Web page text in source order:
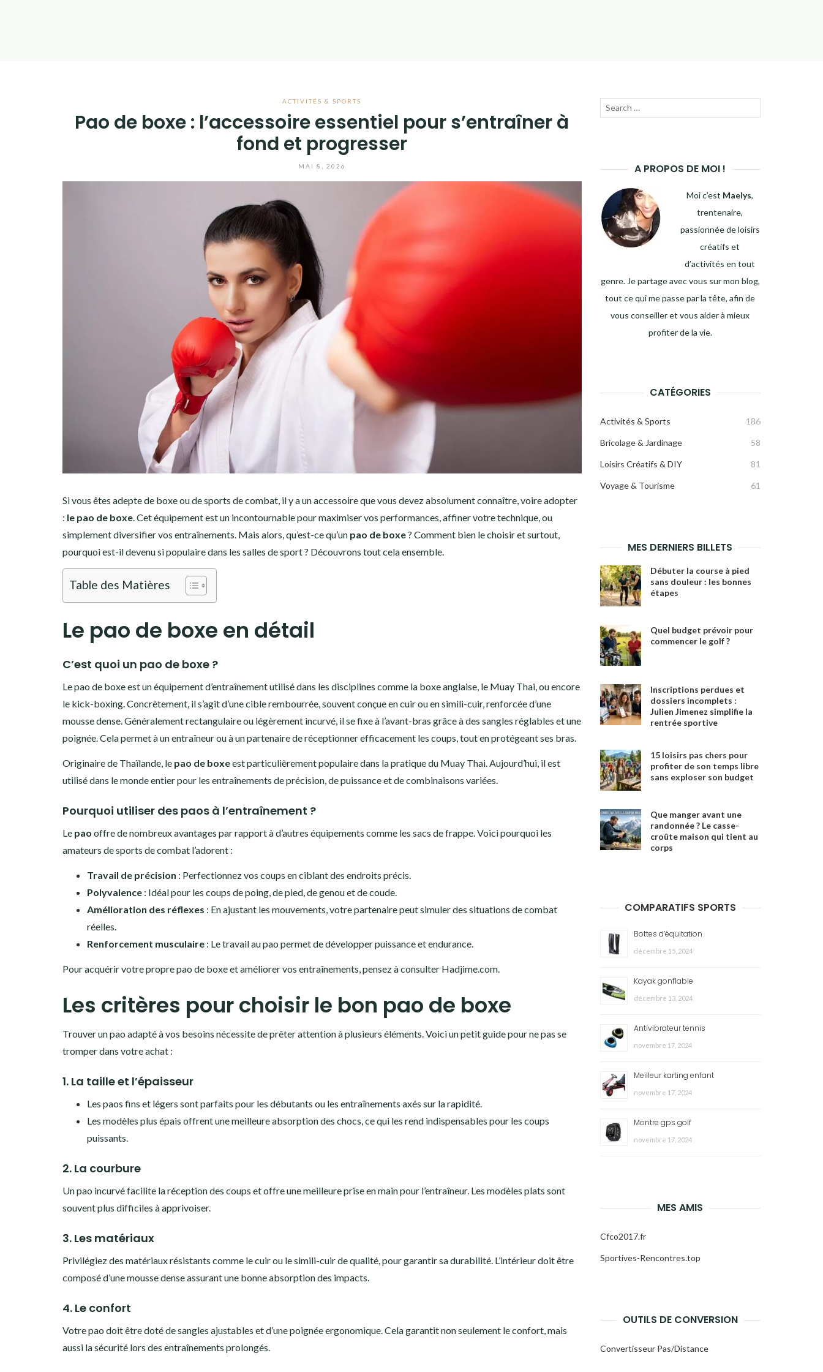
ACTIVITÉS & SPORTS
Pao de boxe : l’accessoire essentiel pour s’entraîner à
fond et progresser
MAI 8, 2026
Si vous êtes adepte de boxe ou de sports de combat, il y a un accessoire que vous devez absolument connaître, voire adopter
: le pao de boxe . Cet équipement est un incontournable pour maximiser vos performances, affiner votre technique, ou
simplement diversifier vos entraînements. Mais alors, qu’est-ce qu’un pao de boxe? Comment bien le choisir et surtout,
pourquoi est-il devenu si populaire dans les salles de sport ? Découvrons tout cela ensemble.
Table des Matières
Le pao de boxe en détail
C’est quoi un pao de boxe ?
Le pao de boxe est un équipement d’entraînement utilisé dans les disciplines comme la boxe anglaise, le Muay Thai, ou encore
le kick-boxing. Concrètement, il s’agit d’une cible rembourrée, souvent conçue en cuir ou en simili-cuir, renforcée d’une
mousse dense. Généralement rectangulaire ou légèrement incurvé, il se fixe à l’avant-bras grâce à des sangles réglables et une
poignée. Cela permet à un entraîneur ou à un partenaire de réceptionner efficacement les coups, tout en protégeant ses bras.
Originaire de Thaïlande, le pao de boxeest particulièrement populaire dans la pratique du Muay Thai. Aujourd’hui, il est
utilisé dans le monde entier pour les entraînements de précision, de puissance et de combinaisons variées.
Pourquoi utiliser des paos à l’entraînement ?
Le pao offre de nombreux avantages par rapport à d’autres équipements comme les sacs de frappe. Voici pourquoi les
amateurs de sports de combat l’adorent :
Travail de précision : Perfectionnez vos coups en ciblant des endroits précis.
Polyvalence : Idéal pour les coups de poing, de pied, de genou et de coude.
Amélioration des réflexes : En ajustant les mouvements, votre partenaire peut simuler des situations de combat
réelles.
Renforcement musculaire : Le travail au pao permet de développer puissance et endurance.
Pour acquérir votre propre pao de boxe et améliorer vos entraînements, pensez à consulter Hadjime.com.
Les critères pour choisir le bon pao de boxe
Trouver un pao adapté à vos besoins nécessite de prêter attention à plusieurs éléments. Voici un petit guide pour ne pas se
tromper dans votre achat :
1. La taille et l’épaisseur
Les paos fins et légers sont parfaits pour les débutants ou les entraînements axés sur la rapidité.
Les modèles plus épais offrent une meilleure absorption des chocs, ce qui les rend indispensables pour les coups
puissants.
2. La courbure
Un pao incurvé facilite la réception des coups et offre une meilleure prise en main pour l’entraîneur. Les modèles plats sont
souvent plus difficiles à apprivoiser.
3. Les matériaux
Privilégiez des matériaux résistants comme le cuir ou le simili-cuir de qualité, pour garantir sa durabilité. L’intérieur doit être
composé d’une mousse dense assurant une bonne absorption des impacts.
4. Le confort
Votre pao doit être doté de sangles ajustables et d’une poignée ergonomique. Cela garantit non seulement le confort, mais
aussi la sécurité lors des entraînements prolongés.
Recherche
A PROPOS DE MOI !
Moi c’est Maelys,
trentenaire,
passionnée de loisirs
créatifs et
d’activités en tout
genre. Je partage avec vous sur mon blog,
tout ce qui me passe par la tête, afin de
vous conseiller et vous aider à mieux
profiter de la vie.
CATÉGORIES
Activités & Sports 186
Bricolage & Jardinage 58
Loisirs Créatifs & DIY 81
Voyage & Tourisme 61
MES DERNIERS BILLETS
Débuter la course à pied
sans douleur : les bonnes
étapes
Quel budget prévoir pour
commencer le golf ?
Inscriptions perdues et
dossiers incomplets :
Julien Jimenez simplifie la
rentrée sportive
15 loisirs pas chers pour
profiter de son temps libre
sans exploser son budget
Que manger avant une
randonnée ? Le casse-
croûte maison qui tient au
corps
COMPARATIFS SPORTS
Bottes d’équitation
décembre 15, 2024
Kayak gonflable
décembre 13, 2024
Antivibrateur tennis
novembre 17, 2024
Meilleur karting enfant
novembre 17, 2024
Montre gps golf
novembre 17, 2024
MES AMIS
Cfco2017.fr
Sportives-Rencontres.top
OUTILS DE CONVERSION
Convertisseur Pas/Distance